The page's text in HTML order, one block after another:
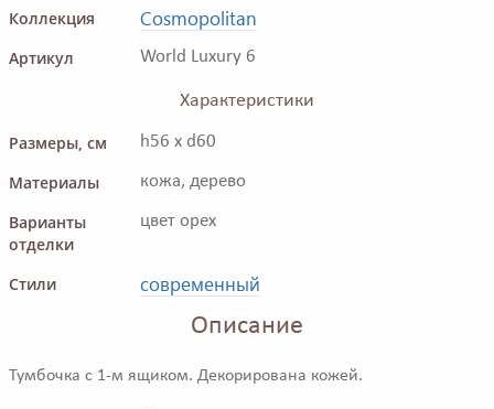
Коллекция Cosmopolitan
Артикул World Luxury 6
Характеристики
Размеры, см
h56 x d60
Материалы кожа, дерево
Варианты
отделки
цвет орех
Стили современный
Описание
Тумбочка с 1-м ящиком. Декорирована кожей.